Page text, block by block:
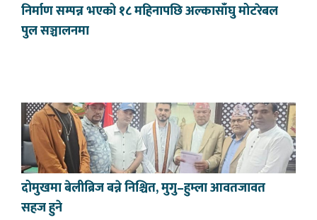
निर्माण सम्पन्न भएको १८ महिनापछि अल्कासाँघु मोटरेबल
पुल सञ्चालनमा
दोमुखमा बेलीब्रिज बन्ने निश्चित, मुगु–हुम्ला आवतजावत
सहज हुने